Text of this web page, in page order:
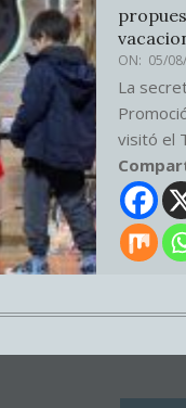
ON: 05/
La
visitó el